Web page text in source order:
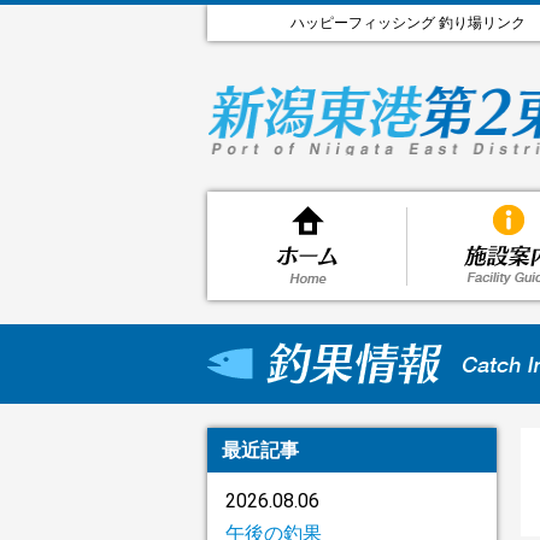
ハッピーフィッシング 釣り場リンク
最近記事
2026.08.06
午後の釣果